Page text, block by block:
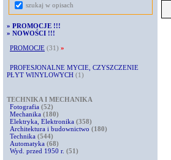
szukaj w opisach
» PROMOCJE !!!
» NOWOŚCI !!!
PROMOCJE (31) »
PROFESJONALNE MYCIE, CZYSZCZENIE
PŁYT WINYLOWYCH (1)
TECHNIKA I MECHANIKA
Fotografia (52)
Mechanika (180)
Elektryka, Elektronika (358)
Architektura i budownictwo (180)
Technika (544)
Automatyka (68)
Wyd. przed 1950 r. (51)